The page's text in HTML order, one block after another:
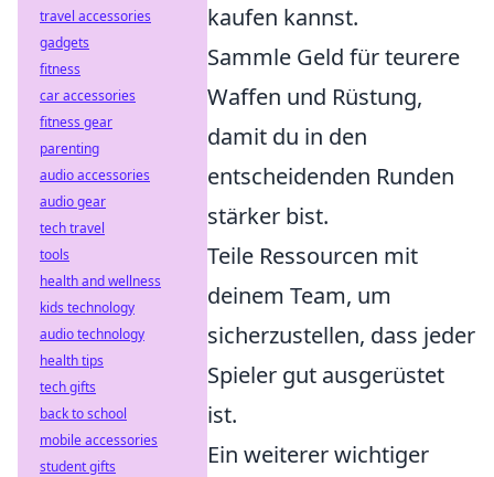
kaufen kannst.
Sammle Geld für teurere
Waffen und Rüstung,
damit du in den
entscheidenden Runden
stärker bist.
Teile Ressourcen mit
deinem Team, um
sicherzustellen, dass jeder
Spieler gut ausgerüstet
ist.
Ein weiterer wichtiger
travel accessories
gadgets
fitness
car accessories
fitness gear
parenting
audio accessories
audio gear
tech travel
tools
health and wellness
kids technology
audio technology
health tips
tech gifts
back to school
mobile accessories
student gifts